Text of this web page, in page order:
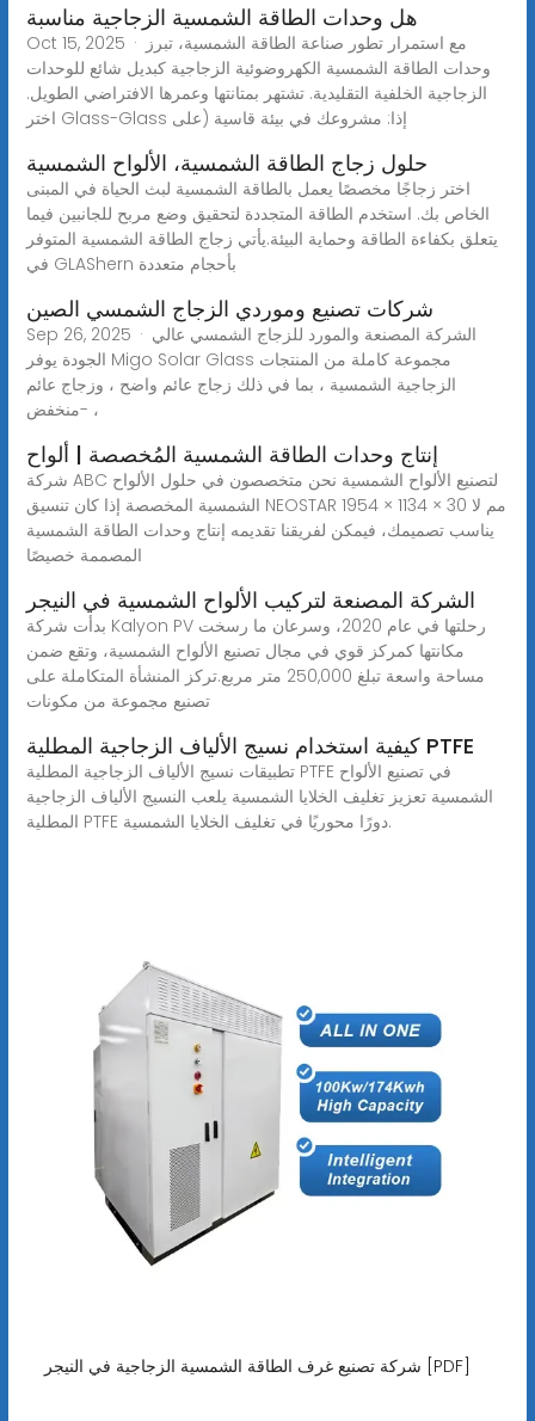
هل وحدات الطاقة الشمسية الزجاجية مناسبة
Oct 15, 2025 · مع استمرار تطور صناعة الطاقة الشمسية، تبرز
وحدات الطاقة الشمسية الكهروضوئية الزجاجية كبديل شائع للوحدات
الزجاجية الخلفية التقليدية. تشتهر بمتانتها وعمرها الافتراضي الطويل.
اختر Glass-Glass إذا: مشروعك في بيئة قاسية (على
حلول زجاج الطاقة الشمسية، الألواح الشمسية
اختر زجاجًا مخصصًا يعمل بالطاقة الشمسية لبث الحياة في المبنى
الخاص بك. استخدم الطاقة المتجددة لتحقيق وضع مربح للجانبين فيما
يتعلق بكفاءة الطاقة وحماية البيئة.يأتي زجاج الطاقة الشمسية المتوفر
في GLAShern بأحجام متعددة
شركات تصنيع وموردي الزجاج الشمسي الصين
Sep 26, 2025 · الشركة المصنعة والمورد للزجاج الشمسي عالي
الجودة يوفر Migo Solar Glass مجموعة كاملة من المنتجات
الزجاجية الشمسية ، بما في ذلك زجاج عائم واضح ، وزجاج عائم
منخفض- ،
إنتاج وحدات الطاقة الشمسية المُخصصة | ألواح
شركة ABC لتصنيع الألواح الشمسية نحن متخصصون في حلول الألواح
الشمسية المخصصة إذا كان تنسيق NEOSTAR 1954 × 1134 × 30 مم لا
يناسب تصميمك، فيمكن لفريقنا تقديمه إنتاج وحدات الطاقة الشمسية
المصممة خصيصًا
الشركة المصنعة لتركيب الألواح الشمسية في النيجر
بدأت شركة Kalyon PV رحلتها في عام 2020، وسرعان ما رسخت
مكانتها كمركز قوي في مجال تصنيع الألواح الشمسية، وتقع ضمن
مساحة واسعة تبلغ 250,000 متر مربع.تركز المنشأة المتكاملة على
تصنيع مجموعة من مكونات
كيفية استخدام نسيج الألياف الزجاجية المطلية PTFE
تطبيقات نسيج الألياف الزجاجية المطلية PTFE في تصنيع الألواح
الشمسية تعزيز تغليف الخلايا الشمسية يلعب النسيج الألياف الزجاجية
المطلية PTFE دورًا محوريًا في تغليف الخلايا الشمسية.
شركة تصنيع غرف الطاقة الشمسية الزجاجية في النيجر [PDF]